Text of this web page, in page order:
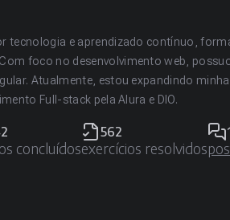
tecnologia e aprendizado contínuo,
foco no desenvolvimento web,
Atualmente, estou expandindo
Full-stack pela Alura e DIO.
concluídos
562
exercícios resolvidos